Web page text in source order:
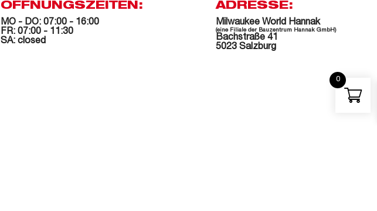
ÖFFNUNGSZEITEN:
MO - DO: 07:00 - 16:00
FR: 07:00 - 11:30
SA: closed
ADRESSE:
Milwaukee World Hannak
(eine Filiale der Bauzentrum Hannak GmbH)
Bachstraße 41
5023 Salzburg
0